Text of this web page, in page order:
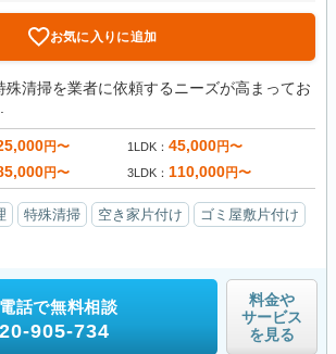
お気に入りに追加
殊清掃を業者に依頼するニーズが高まってお
円〜 1LDK 45,000円〜
円〜 3LDK 110,000円〜
特殊清掃 空き家片付け
ゴミ屋敷片付け
話で無料相談
905-734
料金や
サービス
を見る